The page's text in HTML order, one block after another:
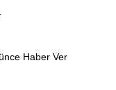
Haber Ver